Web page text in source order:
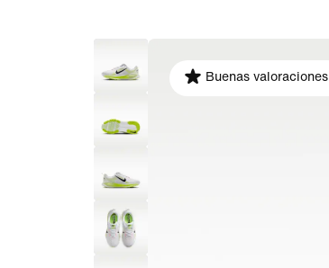
Buenas valoraciones